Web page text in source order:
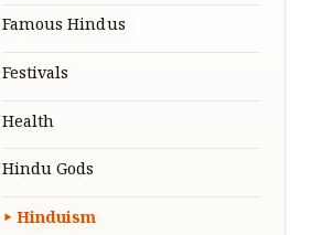
Famous Hindus
Festivals
Health
Hindu Gods
Hinduism